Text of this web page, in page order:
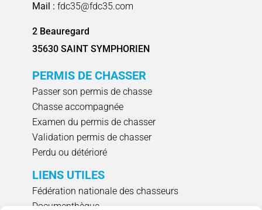
Mail : fdc35@fdc35.com
2 Beauregard
35630 SAINT SYMPHORIEN
PERMIS DE CHASSER
Passer son permis de chasse
Chasse accompagnée
Examen du permis de chasser
Validation permis de chasser
Perdu ou détérioré
LIENS UTILES
Fédération nationale des chasseurs
Documenthèque